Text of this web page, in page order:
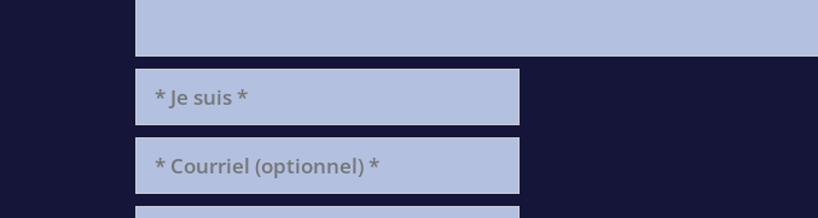
suis
Courriel
(optionnel)